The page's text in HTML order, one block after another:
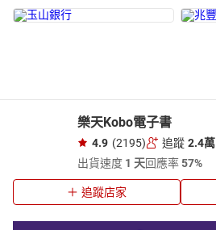
樂天Kobo電子書
4.9 (2195) 追蹤 2.4萬
出貨速度 1 天回應率57%
追蹤店家